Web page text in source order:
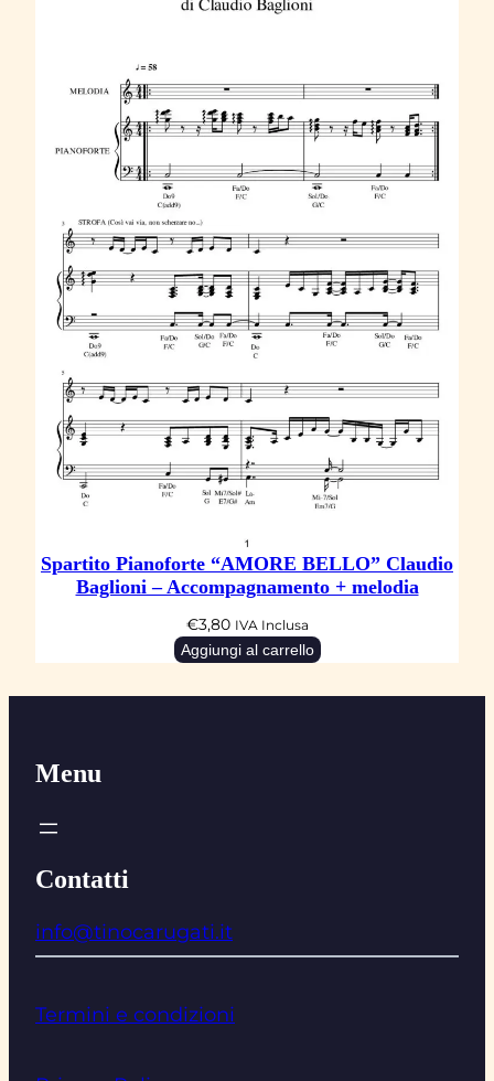
Spartito Pianoforte “AMORE BELLO” Claudio
Baglioni – Accompagnamento + melodia
€3,80 IVA Inclusa
Aggiungi al carrello
Menu
Contatti
info@tinocarugati.it
Termini e condizioni